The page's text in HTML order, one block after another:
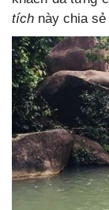
tích này chia sẻ